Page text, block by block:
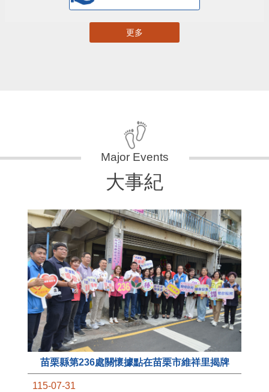
更多
大事紀
苗栗縣第236處關懷據點在苗栗市維祥里揭牌
115-07-31